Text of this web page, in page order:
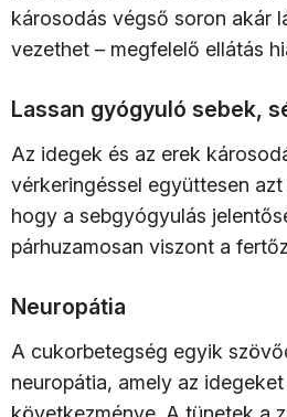
károsodás végső soron akár
vezethet – megfelelő ellátás
Lassan gyógyuló sebek,
Az idegek és az erek
vérkeringéssel együttesen
hogy a sebgyógyulás
párhuzamosan viszont a
Neuropátia
A cukorbetegség egyik
neuropátia, amely az